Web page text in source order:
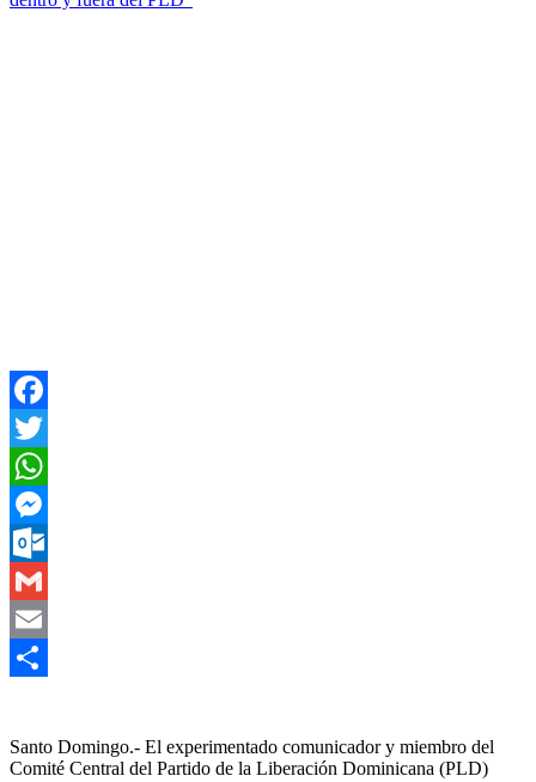
Facebook
Twitter
WhatsApp
Messenger
Outlook.com
Gmail
Email
Santo Domingo.- El experimentado comunicador y miembro del
Comité Central del Partido de la Liberación Dominicana (PLD)